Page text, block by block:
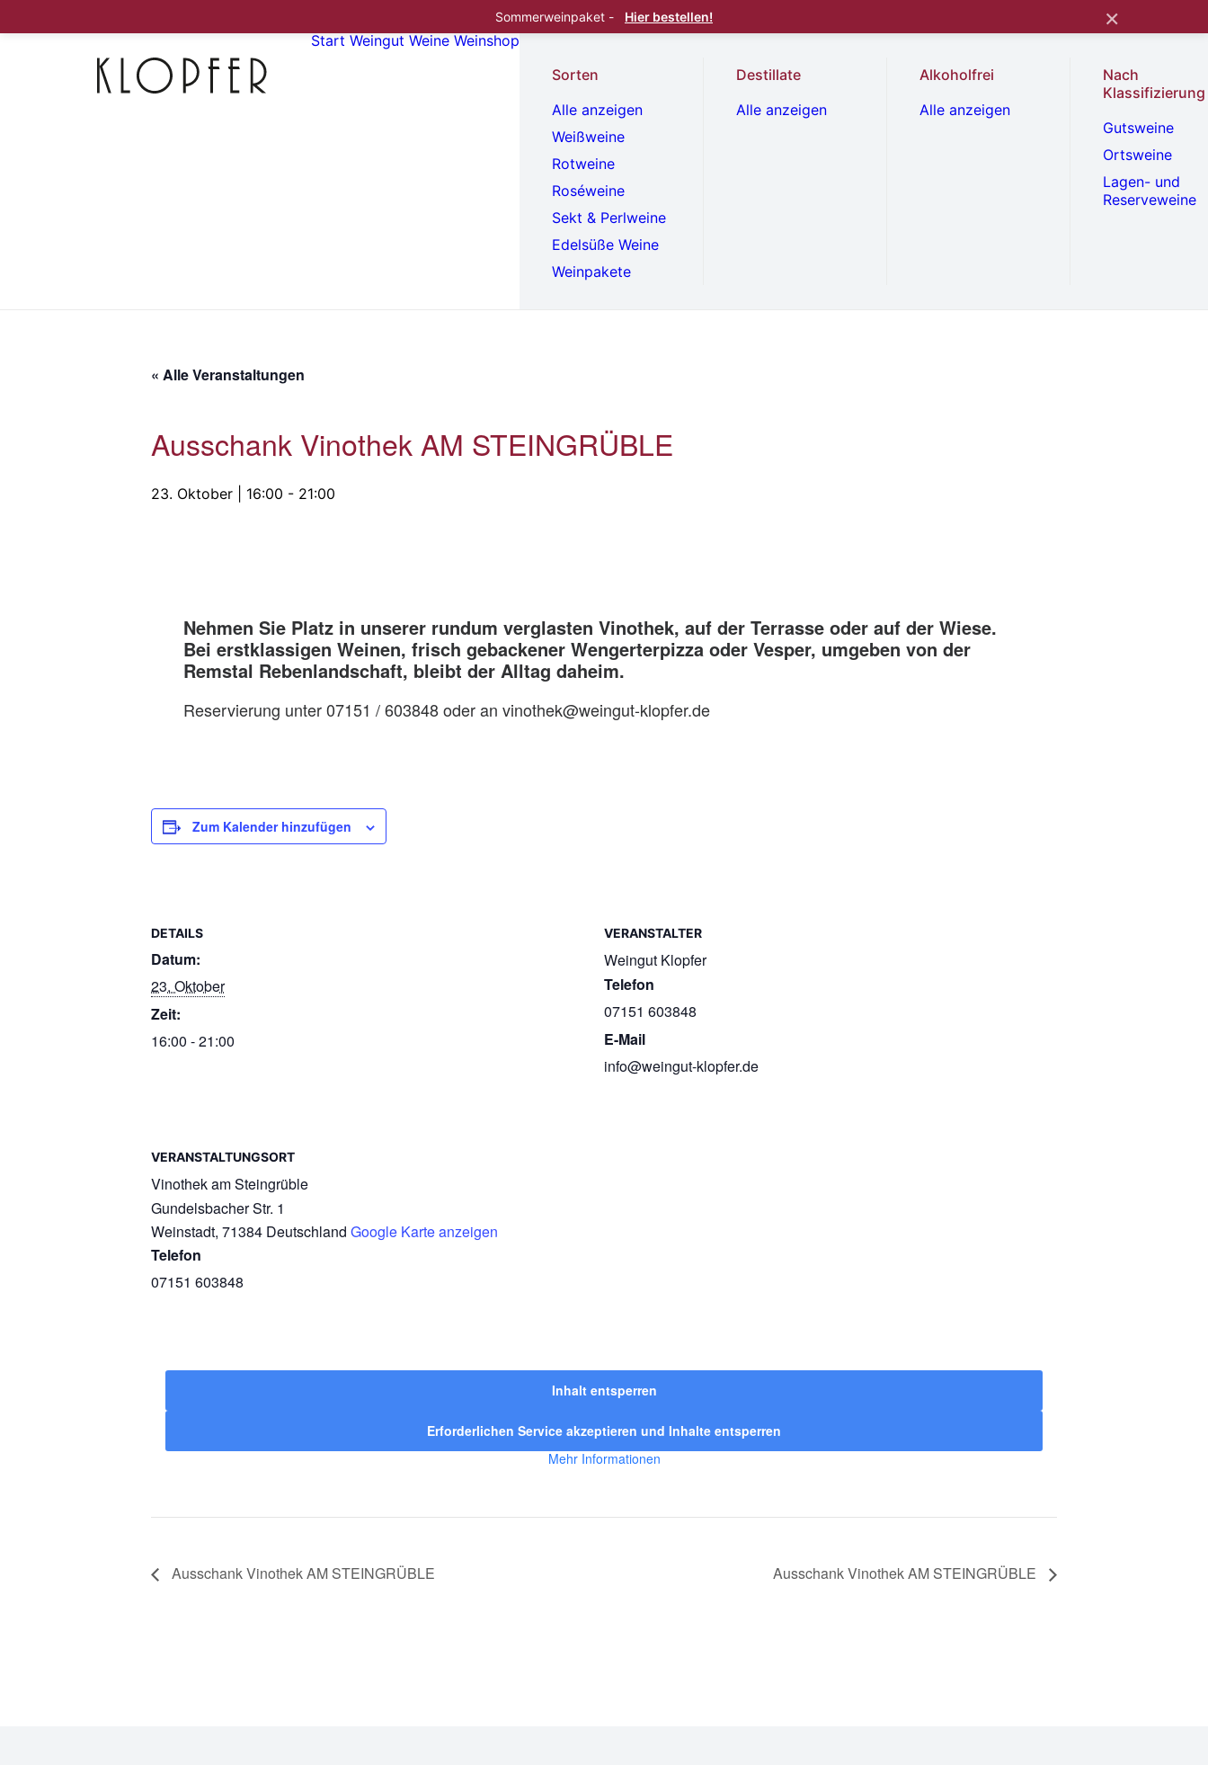
Sommerweinpaket - Hier bestellen! ×
Start Weingut Weine Weinshop
Sorten
Alle anzeigen
Weißweine
Rotweine
Roséweine
Sekt & Perlweine
Edelsüße Weine
Weinpakete
Destillate
Alle anzeigen
Alkoholfrei
Alle anzeigen
Nach
Klassifizierung
Gutsweine
Ortsweine
Lagen- und
Reserveweine
« Alle Veranstaltungen
Ausschank Vinothek AM STEINGRÜBLE
23. Oktober | 16:00 - 21:00
Nehmen Sie Platz in unserer rundum verglasten Vinothek, auf der Terrasse oder auf der Wiese.
Bei erstklassigen Weinen, frisch gebackener Wengerterpizza oder Vesper, umgeben von der
Remstal Rebenlandschaft, bleibt der Alltag daheim.
Reservierung unter 07151 / 603848 oder an vinothek@weingut-klopfer.de
Zum Kalender hinzufügen
DETAILS
Datum:
23. Oktober
Zeit:
16:00 - 21:00
VERANSTALTER
Weingut Klopfer
Telefon
07151 603848
E-Mail
info@weingut-klopfer.de
VERANSTALTUNGSORT
Vinothek am Steingrüble
Gundelsbacher Str. 1
Weinstadt, 71384 Deutschland Google Karte anzeigen
Telefon
07151 603848
Inhalt entsperren
Erforderlichen Service akzeptieren und Inhalte entsperren
Mehr Informationen
Ausschank Vinothek AM STEINGRÜBLE Ausschank Vinothek AM STEINGRÜBLE